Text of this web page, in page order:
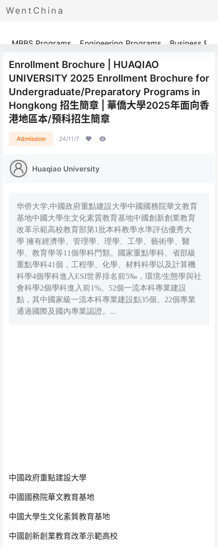
WentChina
Programs
MBBS Programs Engineering Programs Business
Enrollment Brochure | HUAQIAO
UNIVERSITY 2025 Enrollment Brochure for
Undergraduate/Preparatory Programs in
Hongkong 招生簡章 | 華僑大學2025年面向香
港地區本/預科招生簡章
Admission 24/11/7
Huaqiao University
华侨大学,中國政府重點建設大學中國國務院華文教育
基地中國大學生文化素質教育基地中國創新創業教育
改革示範高校教育部第1批本科教學水準評估優秀大
學 擁有經濟學、管理學、理學、工學、藝術學、醫
學、教育學等11個學科門類。國家重點學科、省部級
重點學科41個，工程學、化學、材料科學以及計算機
科學4個學科進入ESI世界排名前5‰，環境/生態學與社
會科學2個學科進入前1%。52個一流本科專業建設
點，其中國家級一流本科專業建設點35個。22個專業
通過國際及國內專業認證。...
中國政府重點建設大學
中國國務院華文教育基地
中國大學生文化素質教育基地
中國創新創業教育改革示範高校